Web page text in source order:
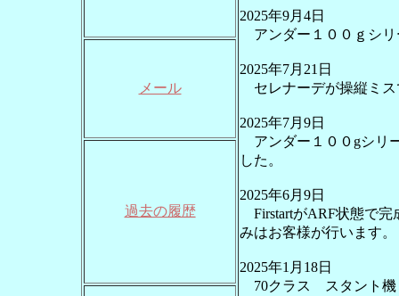
2025年9月4日
アンダー１００ｇシ
2025年7月21日
セレナーデが操縦ミス
2025年7月9日
アンダー１００gシリ
した。
2025年6月9日
FirstartがARF状態で完
みはお客様が行います。
2025年1月18日
70クラス スタント機
メール
過去の履歴